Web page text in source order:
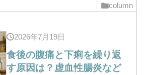
column
2026年7月19日
食後の腹痛と下痢を繰り返
す原因は？虚血性腸炎など